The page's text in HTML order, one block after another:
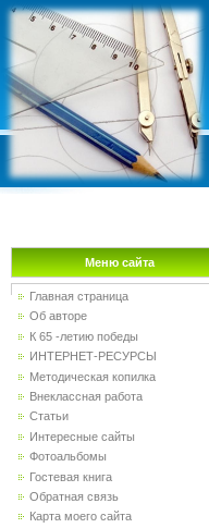
Меню сайта
Главная страница
Об авторе
К 65 -летию победы
ИНТЕРНЕТ-РЕСУРСЫ
Методическая копилка
Внеклассная работа
Статьи
Интересные сайты
Фотоальбомы
Гостевая книга
Обратная связь
Карта моего сайта